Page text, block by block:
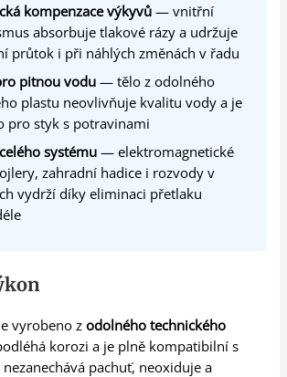
kompenzace výkyvů — vnitřní
absorbuje tlakové rázy a udržuje
průtok i při náhlých změnách v řadu
pitnou vodu — tělo z odolného
plastu neovlivňuje kvalitu vody a je
pro styk s potravinami
systému— elektromagnetické
zahradní hadice i rozvody v
vydrží díky eliminaci přetlaku
vyrobeno zodolného technického
korozi a je plně kompatibilní s
pachuť, neoxiduje a